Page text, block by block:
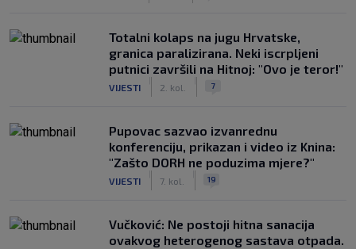
Totalni kolaps na jugu Hrvatske,
granica paralizirana. Neki iscrpljeni
putnici završili na Hitnoj: "Ovo je teror!"
VIJESTI 2. kol. 7
Pupovac sazvao izvanrednu
konferenciju, prikazan i video iz Knina:
"Zašto DORH ne poduzima mjere?"
VIJESTI 7. kol. 19
Vučković: Ne postoji hitna sanacija
ovakvog heterogenog sastava otpada.